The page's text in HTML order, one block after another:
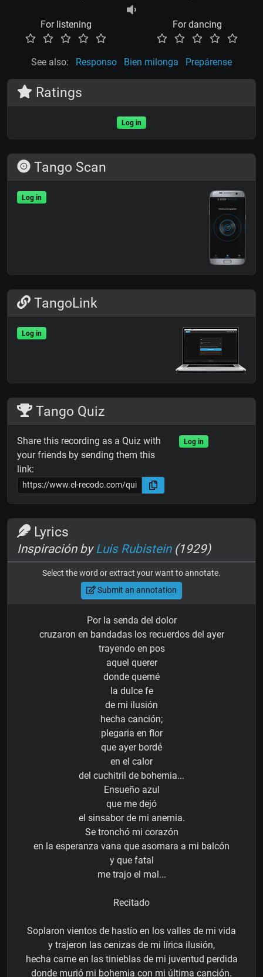
For listening For dancing
See also: Responso Bien milonga Prepárense
Ratings
Log in
Tango Scan
Log in
TangoLink
Log in
Tango Quiz
Share this recording as a Quiz with
your friends by sending them this
link:
Log in
Lyrics
Inspiración by Luis Rubistein(1929)
Select the word or extract your want to annotate.
Submit an annotation
Por la senda del dolor
cruzaron en bandadas los recuerdos del ayer
trayendo en pos
aquel querer
donde quemé
la dulce fe
de mi ilusión
hecha canción;
plegaria en flor
que ayer bordé
en el calor
del cuchitril de bohemia...
Ensueño azul
que me dejó
el sinsabor de mi anemia.
Se tronchó mi corazón
en la esperanza vana que asomara a mi balcón
y que fatal
me trajo el mal...
Recitado
Soplaron vientos de hastío en los valles de mi vida
y trajeron las cenizas de mi lírica ilusión,
hecha carne en las tinieblas de mi juventud perdida
donde murió mi bohemia con mi última canción.